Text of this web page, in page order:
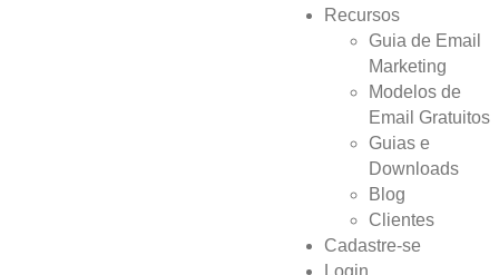
Recursos
Guia de Email
Marketing
Modelos de
Email Gratuitos
Guias e
Downloads
Blog
Clientes
Cadastre-se
Login